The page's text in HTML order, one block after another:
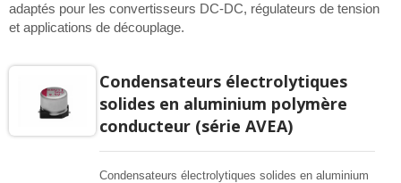
adaptés pour les convertisseurs DC-DC, régulateurs de tension
et applications de découplage.
Condensateurs électrolytiques
solides en aluminium polymère
conducteur (série AVEA)
Condensateurs électrolytiques solides en aluminium